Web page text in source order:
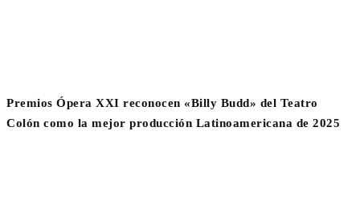
Premios Ópera XXI reconocen «Billy Budd» del Teatro
Colón como la mejor producción Latinoamericana de 2025